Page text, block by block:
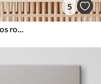
5
ramo abstracto de peonías en tonos rosados